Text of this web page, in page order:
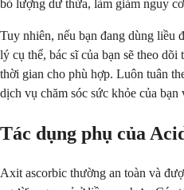
bỏ lượng dư thừa, làm giảm nguy
Tuy nhiên, nếu bạn đang dùng liều
lý cụ thể, bác sĩ của bạn sẽ theo
thời gian cho phù hợp. Luôn tuân
dịch vụ chăm sóc sức khỏe của
Tác dụng phụ của
Axit ascorbic thường an toàn và